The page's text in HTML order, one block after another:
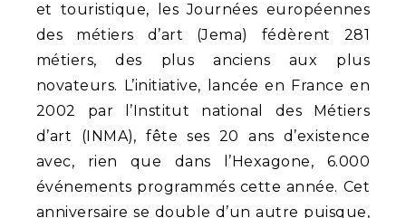
et touristique, les Journées européennes
des métiers d’art (Jema) fédèrent 281
métiers, des plus anciens aux plus
novateurs. L’initiative, lancée en France en
2002 par l’Institut national des Métiers
d’art (INMA), fête ses 20 ans d’existence
avec, rien que dans l’Hexagone, 6.000
événements programmés cette année. Cet
anniversaire se double d’un autre puisque,